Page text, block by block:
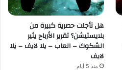
هل تأجلت حصرية كبيرة من
بلايستيشن؟ تقرير الأرباح يثير
الشكوك – العاب – يلا لايف – يلا
لايف
منذ 5 أيام